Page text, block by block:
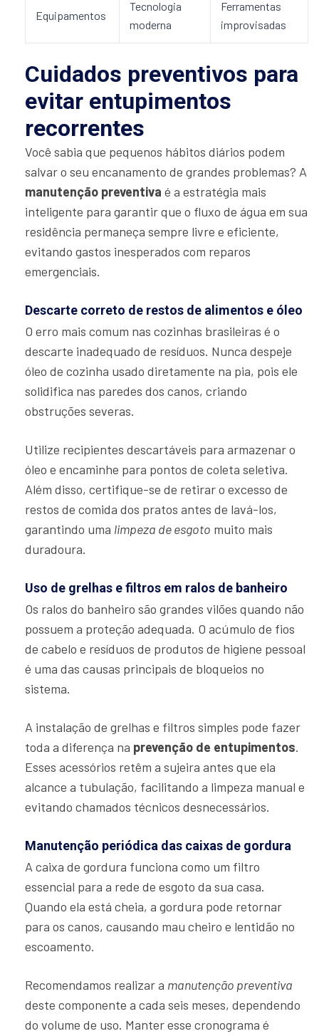
Equipamentos
Tecnologia
moderna
Ferramentas
improvisadas
Cuidados preventivos para
evitar entupimentos
recorrentes
Você sabia que pequenos hábitos diários podem
salvar o seu encanamento de grandes problemas? A
manutenção preventiva é a estratégia mais
inteligente para garantir que o fluxo de água em sua
residência permaneça sempre livre e eficiente,
evitando gastos inesperados com reparos
emergenciais.
Descarte correto de restos de alimentos e óleo
O erro mais comum nas cozinhas brasileiras é o
descarte inadequado de resíduos. Nunca despeje
óleo de cozinha usado diretamente na pia, pois ele
solidifica nas paredes dos canos, criando
obstruções severas.
Utilize recipientes descartáveis para armazenar o
óleo e encaminhe para pontos de coleta seletiva.
Além disso, certifique-se de retirar o excesso de
restos de comida dos pratos antes de lavá-los,
garantindo uma limpeza de esgoto muito mais
duradoura.
Uso de grelhas e filtros em ralos de banheiro
Os ralos do banheiro são grandes vilões quando não
possuem a proteção adequada. O acúmulo de fios
de cabelo e resíduos de produtos de higiene pessoal
é uma das causas principais de bloqueios no
sistema.
A instalação de grelhas e filtros simples pode fazer
toda a diferença na prevenção de entupimentos.
Esses acessórios retêm a sujeira antes que ela
alcance a tubulação, facilitando a limpeza manual e
evitando chamados técnicos desnecessários.
Manutenção periódica das caixas de gordura
A caixa de gordura funciona como um filtro
essencial para a rede de esgoto da sua casa.
Quando ela está cheia, a gordura pode retornar
para os canos, causando mau cheiro e lentidão no
escoamento.
Recomendamos realizar a manutenção preventiva
deste componente a cada seis meses, dependendo
do volume de uso. Manter esse cronograma é